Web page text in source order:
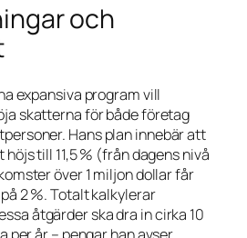
och
expansiva program vill
skatterna för både företag
Hans plan innebär att
till 11,5 % (från dagens nivå
över 1 miljon dollar får
2 %. Totalt kalkylerar
åtgärder ska dra in cirka 10